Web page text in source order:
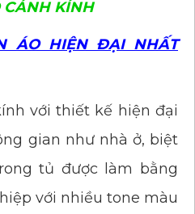
CÁNH KÍNH
ÁO HIỆN ĐẠI NHẤT
với thiết kế hiện đại
gian như nhà ở, biệt
tủ được làm bằng
với nhiều tone màu